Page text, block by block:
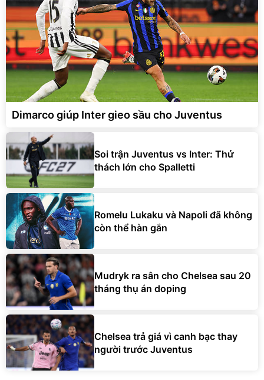
Dimarco giúp Inter gieo sầu cho Juventus
Soi trận Juventus vs Inter: Thử
thách lớn cho Spalletti
Romelu Lukaku và Napoli đã không
còn thể hàn gắn
Mudryk ra sân cho Chelsea sau 20
tháng thụ án doping
Chelsea trả giá vì canh bạc thay
người trước Juventus